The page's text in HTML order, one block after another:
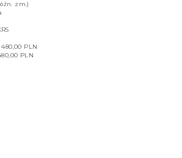
zm.)
PLN
PLN